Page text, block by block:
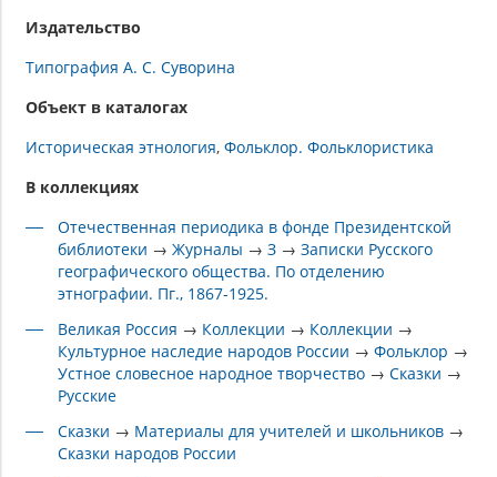
Издательство
Типография А. С. Суворина
Объект в каталогах
Историческая этнология Фольклор. Фольклористика
В коллекциях
Отечественная периодика в фонде Президентской
библиотеки →Журналы →З →Записки Русского
географического общества. По отделению
этнографии. Пг., 1867-1925.
Великая Россия → Коллекции → Коллекции →
Культурное наследие народов России →Фольклор →
Устное словесное народное творчество →Сказки →
Русские
Сказки → Материалы для учителей и школьников →
Сказки народов России